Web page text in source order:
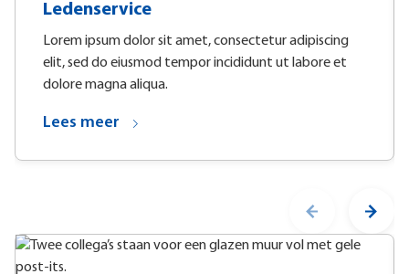
Ledenservice
Lorem ipsum dolor sit amet, consectetur adipiscing
elit, sed do eiusmod tempor incididunt ut labore et
dolore magna aliqua.
Lees meer